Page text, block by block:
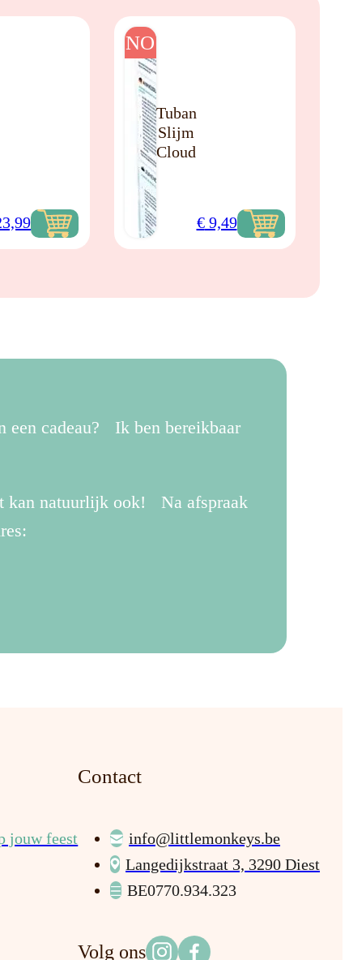
NO
Tuban
Slijm
Cloud
€9,49
een cadeau? Ik ben bereikbaar
kan natuurlijk ook! Na afspraak
jouw feest
Contact
info@littlemonkeys.be
Langedijkstraat 3, 3290 Diest
BE0770.934.323
Volg ons